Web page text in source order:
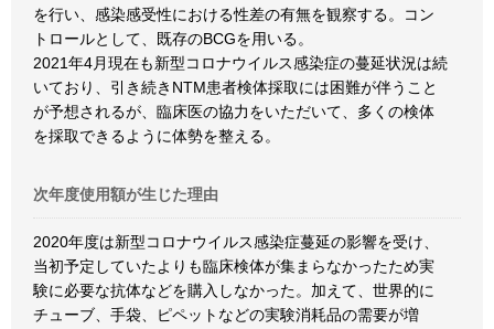
を行い、感染感受性における性差の有無を観察する。コン
トロールとして、既存のBCGを用いる。
2021年4月現在も新型コロナウイルス感染症の蔓延状況は続
いており、引き続きNTM患者検体採取には困難が伴うこと
が予想されるが、臨床医の協力をいただいて、多くの検体
を採取できるように体勢を整える。
次年度使用額が生じた理由
2020年度は新型コロナウイルス感染症蔓延の影響を受け、
当初予定していたよりも臨床検体が集まらなかったため実
験に必要な抗体などを購入しなかった。加えて、世界的に
チューブ、手袋、ピペットなどの実験消耗品の需要が増